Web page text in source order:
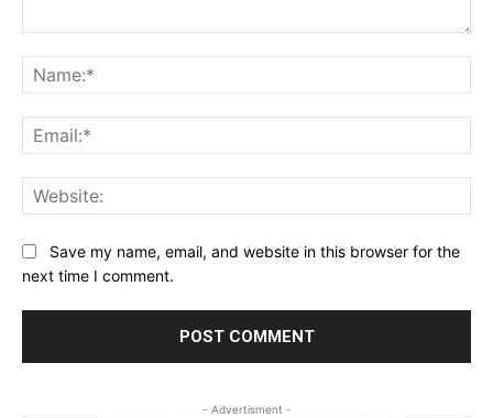
Save my name, email, and website in this browser for the
next time I comment.
- Advertisment -